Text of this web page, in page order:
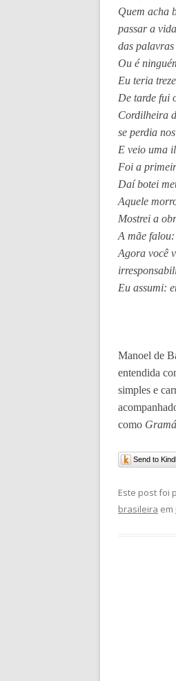
Quem acha
passar a
das palavras
Ou é
Eu teria
De tarde fui
Cordilheira
se perdia
E veio uma
Foi a
Daí botei
Aquele
Mostrei a
A mãe falou:
Agora você
Eu assumi:
Manoel de
entendida
simples e
como
Send to
Este post foi
brasileira em